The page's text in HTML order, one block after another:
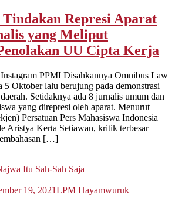
Represi Aparat
yang Meliput
UU Cipta Kerja
PPMI Disahkannya Omnibus Law
Oktober lalu berujung pada demonstrasi
Setidaknya ada 8 jurnalis umum dan
yang direpresi oleh aparat. Menurut
Persatuan Pers Mahasiswa Indonesia
Aristya Kerta Setiawan, kritik terbesar
[…]
19, 2021LPM Hayamwuruk